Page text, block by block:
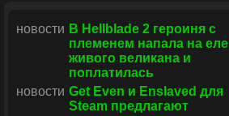
новости В Hellblade 2 героиня с
племенем напала на еле
живого великана и
поплатилась
новости Get Even и Enslaved для
Steam предлагают